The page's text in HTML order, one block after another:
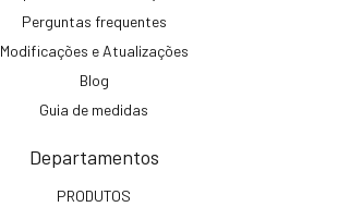
Perguntas frequentes
Modificações e Atualizações
Blog
Guia de medidas
Departamentos
PRODUTOS